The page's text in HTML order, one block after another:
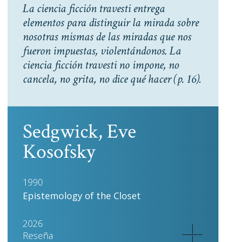
La ciencia ficción travesti entrega
elementos para distinguir la mirada sobre
nosotras mismas de las miradas que nos
fueron impuestas, violentándonos. La
ciencia ficción travesti no impone, no
cancela, no grita, no dice qué hacer(p. 16).
Sedgwick, Eve
Kosofsky
1990
Epistemology of the Closet
2026
Reseña